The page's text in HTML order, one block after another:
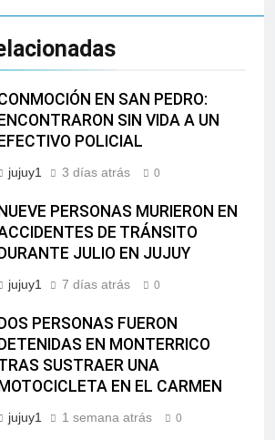
EN SAN PEDRO:
ENCONTRARON SIN VIDA A UN
EFECTIVO POLICIAL
jujuy1 3 días atrás 0
NUEVE PERSONAS MURIERON EN
DE TRÁNSITO
DURANTE JULIO EN JUJUY
jujuy1 7 días atrás 0
DOS PERSONAS FUERON
DETENIDAS EN MONTERRICO
SUSTRAER UNA
MOTOCICLETA EN EL CARMEN
jujuy1 1 semana atrás 0